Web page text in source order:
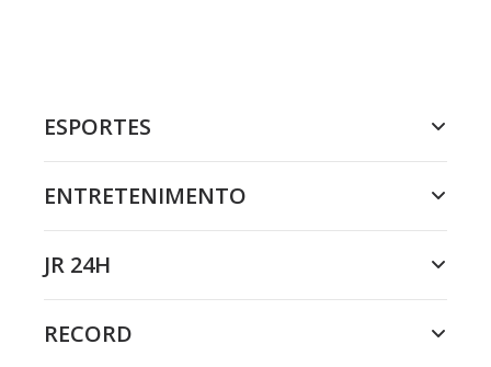
ESPORTES
ENTRETENIMENTO
JR 24H
RECORD